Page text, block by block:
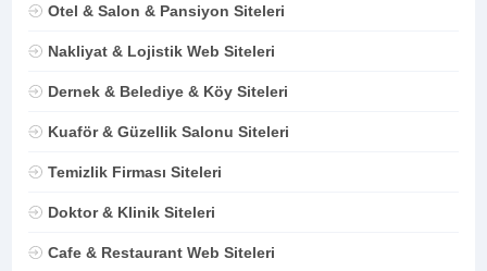
Otel & Salon & Pansiyon Siteleri
Nakliyat & Lojistik Web Siteleri
Dernek & Belediye & Köy Siteleri
Kuaför & Güzellik Salonu Siteleri
Temizlik Firması Siteleri
Doktor & Klinik Siteleri
Cafe & Restaurant Web Siteleri